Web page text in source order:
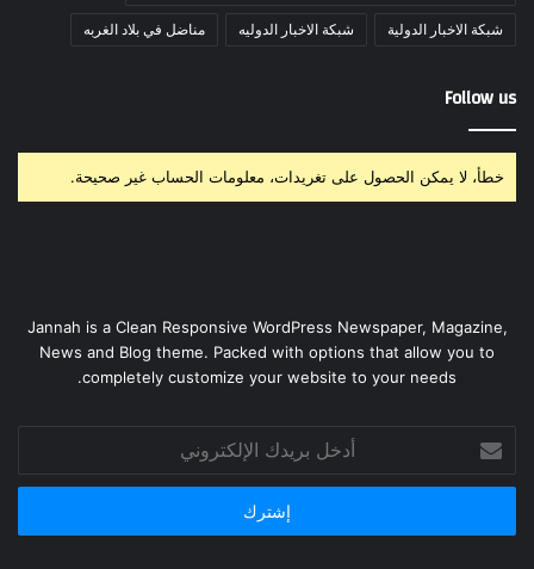
شبكة الاخبار الدولية شبكة الاخبار الدوليه مناضل في بلاد الغربه
Follow us
خطأ، لا يمكن الحصول على تغريدات، معلومات الحساب غير صحيحة.
Jannah is a Clean Responsive WordPress Newspaper, Magazine,
News and Blog theme. Packed with options that allow you to
completely customize your website to your needs.
بريدك
الإلكتروني